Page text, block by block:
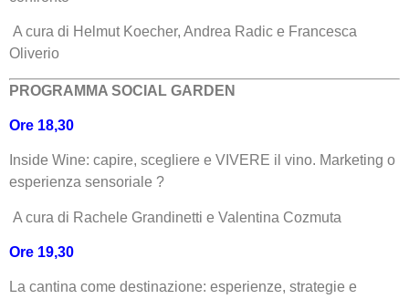
A cura di Helmut Koecher, Andrea Radic e Francesca
Oliverio
PROGRAMMA SOCIAL GARDEN
Ore 18,30
Inside Wine: capire, scegliere e VIVERE il vino. Marketing o
esperienza sensoriale ?
A cura di Rachele Grandinetti e Valentina Cozmuta
Ore 19,30
La cantina come destinazione: esperienze, strategie e